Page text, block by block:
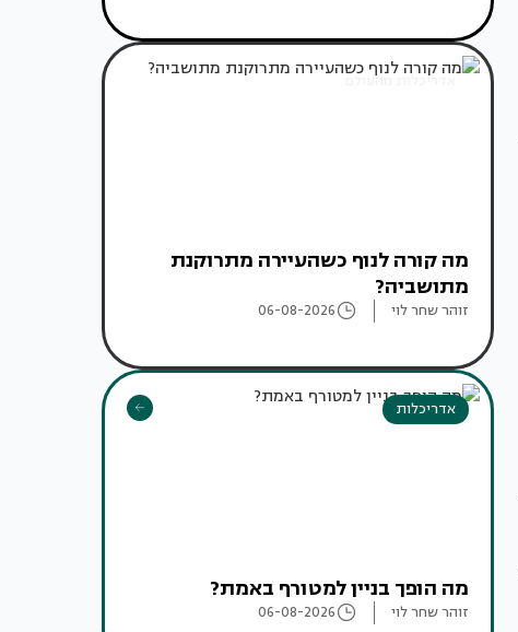
אדריכלות מהעולם
מה קורה לנוף כשהעיירה מתרוקנת
מתושביה?
זוהר שחר לוי 06-08-2026
אדריכלות
מה הופך בניין למטורף באמת?
זוהר שחר לוי 06-08-2026